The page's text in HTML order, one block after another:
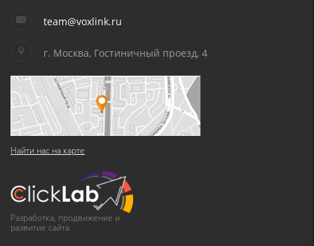
team@voxlink.ru
г. Москва, Гостиничный проезд, 4
Найти нас на карте
Разработка, продвижение и
развитие сайта